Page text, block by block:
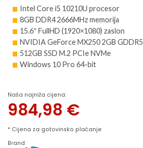
Intel Core i5 10210U procesor
8GB DDR4 2666MHz memorija
15.6″ FullHD (1920×1080) zaslon
NVIDIA GeForce MX250 2GB GDDR5
512GB SSD M.2 PCIe NVMe
Windows 10 Pro 64-bit
Naša najniža cijena:
984,98 €
* Cijena za gotovinsko plaćanje
Brand